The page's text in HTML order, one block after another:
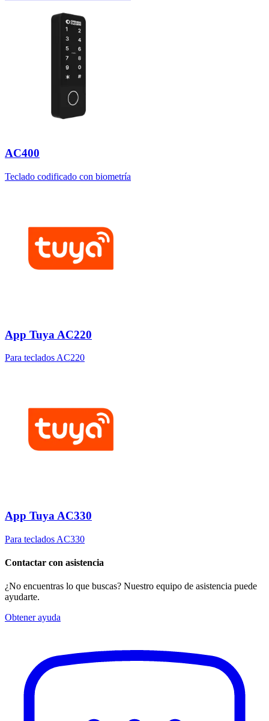
AC400
Teclado codificado con biometría
App Tuya AC220
Para teclados AC220
App Tuya AC330
Para teclados AC330
Contactar con asistencia
¿No encuentras lo que buscas? Nuestro equipo de asistencia puede
ayudarte.
Obtener ayuda